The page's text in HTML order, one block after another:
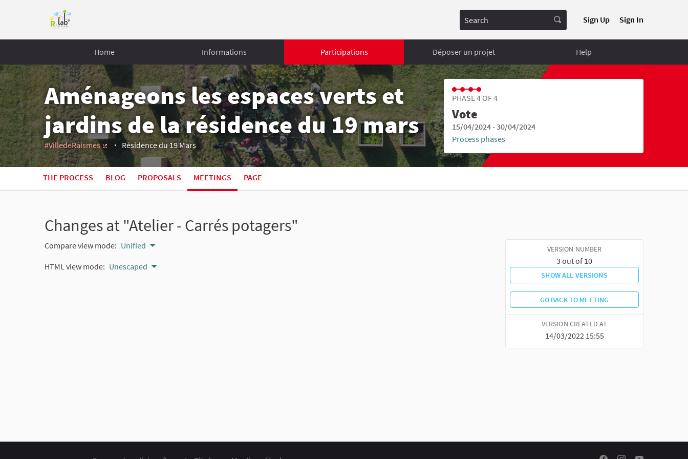
Sign Up Sign In
Home Informations Participations Déposer un projet Help
Aménageons les espaces verts et
jardins de la résidence du 19 mars
#VilledeRaismes
(External link)
Résidence du 19 Mars
PHASE 4 OF 4
Vote
15/04/2024 - 30/04/2024
Process phases
THE PROCESS BLOG PROPOSALS MEETINGS PAGE
Changes at "Atelier - Carrés potagers"
Compare view mode: Unified
HTML view mode: Unescaped
VERSION NUMBER
3 out of 10
SHOW ALL VERSIONS
GO BACK TO MEETING
VERSION CREATED AT
14/03/2022 15:55